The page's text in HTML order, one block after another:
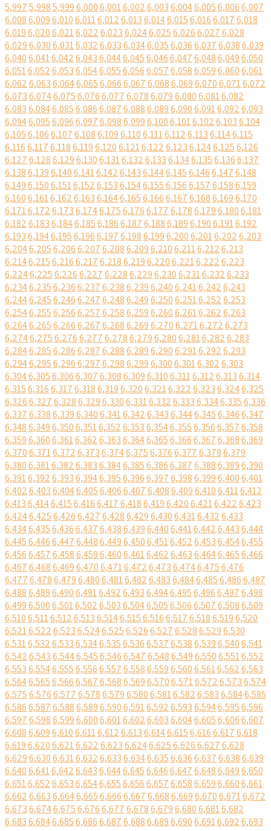
5,9975,9985,9996,0006,0016,0026,0036,0046,0056,0066,007
6,0086,0096,0106,0116,0126,0136,0146,0156,0166,0176,018
6,0196,0206,0216,0226,0236,0246,0256,0266,0276,028
6,0296,0306,0316,0326,0336,0346,0356,0366,0376,0386,039
6,0406,0416,0426,0436,0446,0456,0466,0476,0486,0496,050
6,0516,0526,0536,0546,0556,0566,0576,0586,0596,0606,061
6,0626,0636,0646,0656,0666,0676,0686,0696,0706,0716,072
6,0736,0746,0756,0766,0776,0786,0796,0806,0816,082
6,0836,0846,0856,0866,0876,0886,0896,0906,0916,0926,093
6,0946,0956,0966,0976,0986,0996,1006,1016,1026,1036,104
6,1056,1066,1076,1086,1096,1106,1116,1126,1136,1146,115
6,1166,1176,1186,1196,1206,1216,1226,1236,1246,1256,126
6,1276,1286,1296,1306,1316,1326,1336,1346,1356,1366,137
6,1386,1396,1406,1416,1426,1436,1446,1456,1466,1476,148
6,1496,1506,1516,1526,1536,1546,1556,1566,1576,1586,159
6,1606,1616,1626,1636,1646,1656,1666,1676,1686,1696,170
6,1716,1726,1736,1746,1756,1766,1776,1786,1796,1806,181
6,1826,1836,1846,1856,1866,1876,1886,1896,1906,1916,192
6,1936,1946,1956,1966,1976,1986,1996,2006,2016,2026,203
6,2046,2056,2066,2076,2086,2096,2106,2116,2126,213
6,2146,2156,2166,2176,2186,2196,2206,2216,2226,223
6,2246,2256,2266,2276,2286,2296,2306,2316,2326,233
6,2346,2356,2366,2376,2386,2396,2406,2416,2426,243
6,2446,2456,2466,2476,2486,2496,2506,2516,2526,253
6,2546,2556,2566,2576,2586,2596,2606,2616,2626,263
6,2646,2656,2666,2676,2686,2696,2706,2716,2726,273
6,2746,2756,2766,2776,2786,2796,2806,2816,2826,283
6,2846,2856,2866,2876,2886,2896,2906,2916,2926,293
6,2946,2956,2966,2976,2986,2996,3006,3016,3026,303
6,3046,3056,3066,3076,3086,3096,3106,3116,3126,3136,314
6,3156,3166,3176,3186,3196,3206,3216,3226,3236,3246,325
6,3266,3276,3286,3296,3306,3316,3326,3336,3346,3356,336
6,3376,3386,3396,3406,3416,3426,3436,3446,3456,3466,347
6,3486,3496,3506,3516,3526,3536,3546,3556,3566,3576,358
6,3596,3606,3616,3626,3636,3646,3656,3666,3676,3686,369
6,3706,3716,3726,3736,3746,3756,3766,3776,3786,379
6,3806,3816,3826,3836,3846,3856,3866,3876,3886,3896,390
6,3916,3926,3936,3946,3956,3966,3976,3986,3996,4006,401
6,4026,4036,4046,4056,4066,4076,4086,4096,4106,4116,412
6,4136,4146,4156,4166,4176,4186,4196,4206,4216,4226,423
6,4246,4256,4266,4276,4286,4296,4306,4316,4326,433
6,4346,4356,4366,4376,4386,4396,4406,4416,4426,4436,444
6,4456,4466,4476,4486,4496,4506,4516,4526,4536,4546,455
6,4566,4576,4586,4596,4606,4616,4626,4636,4646,4656,466
6,4676,4686,4696,4706,4716,4726,4736,4746,4756,476
6,4776,4786,4796,4806,4816,4826,4836,4846,4856,4866,487
6,4886,4896,4906,4916,4926,4936,4946,4956,4966,4976,498
6,4996,5006,5016,5026,5036,5046,5056,5066,5076,5086,509
6,5106,5116,5126,5136,5146,5156,5166,5176,5186,5196,520
6,5216,5226,5236,5246,5256,5266,5276,5286,5296,530
6,5316,5326,5336,5346,5356,5366,5376,5386,5396,5406,541
6,5426,5436,5446,5456,5466,5476,5486,5496,5506,5516,552
6,5536,5546,5556,5566,5576,5586,5596,5606,5616,5626,563
6,5646,5656,5666,5676,5686,5696,5706,5716,5726,5736,574
6,5756,5766,5776,5786,5796,5806,5816,5826,5836,5846,585
6,5866,5876,5886,5896,5906,5916,5926,5936,5946,5956,596
6,5976,5986,5996,6006,6016,6026,6036,6046,6056,6066,607
6,6086,6096,6106,6116,6126,6136,6146,6156,6166,6176,618
6,6196,6206,6216,6226,6236,6246,6256,6266,6276,628
6,6296,6306,6316,6326,6336,6346,6356,6366,6376,6386,639
6,6406,6416,6426,6436,6446,6456,6466,6476,6486,6496,650
6,6516,6526,6536,6546,6556,6566,6576,6586,6596,6606,661
6,6626,6636,6646,6656,6666,6676,6686,6696,6706,6716,672
6,6736,6746,6756,6766,6776,6786,6796,6806,6816,682
6,6836,6846,6856,6866,6876,6886,6896,6906,6916,6926,693